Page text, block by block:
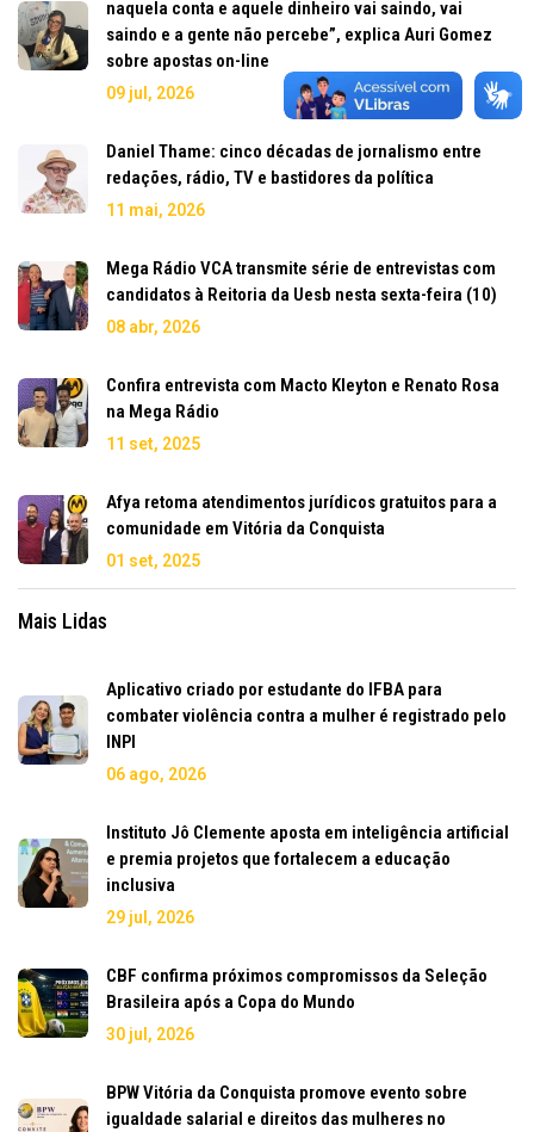
naquela conta e aquele dinheiro vai saindo, vai
saindo e a gente não percebe”, explica Auri Gomez
sobre apostas on-line
09 jul, 2026
Daniel Thame: cinco décadas de jornalismo entre
redações, rádio, TV e bastidores da política
11 mai, 2026
Mega Rádio VCA transmite série de entrevistas com
candidatos à Reitoria da Uesb nesta sexta-feira (10)
08 abr, 2026
Confira entrevista com Macto Kleyton e Renato Rosa
na Mega Rádio
11 set, 2025
Afya retoma atendimentos jurídicos gratuitos para a
comunidade em Vitória da Conquista
01 set, 2025
Mais Lidas
Aplicativo criado por estudante do IFBA para
combater violência contra a mulher é registrado pelo
INPI
06 ago, 2026
Instituto Jô Clemente aposta em inteligência artificial
e premia projetos que fortalecem a educação
inclusiva
29 jul, 2026
CBF confirma próximos compromissos da Seleção
Brasileira após a Copa do Mundo
30 jul, 2026
BPW Vitória da Conquista promove evento sobre
igualdade salarial e direitos das mulheres no